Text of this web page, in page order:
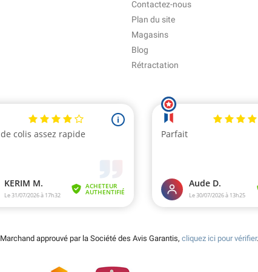
Contactez-nous
Plan du site
Magasins
Blog
Rétractation
Marchand approuvé par la Société des Avis Garantis, cliquez ici pour vérifier.